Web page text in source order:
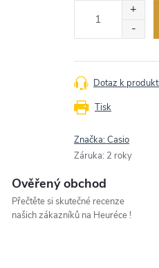
Tisk
Dotaz k
Značka:Casio
Záruka: 2 roky
Ověřený obchod
Přečtěte si skutečné recenze
našich zákazníků na Heuréce !